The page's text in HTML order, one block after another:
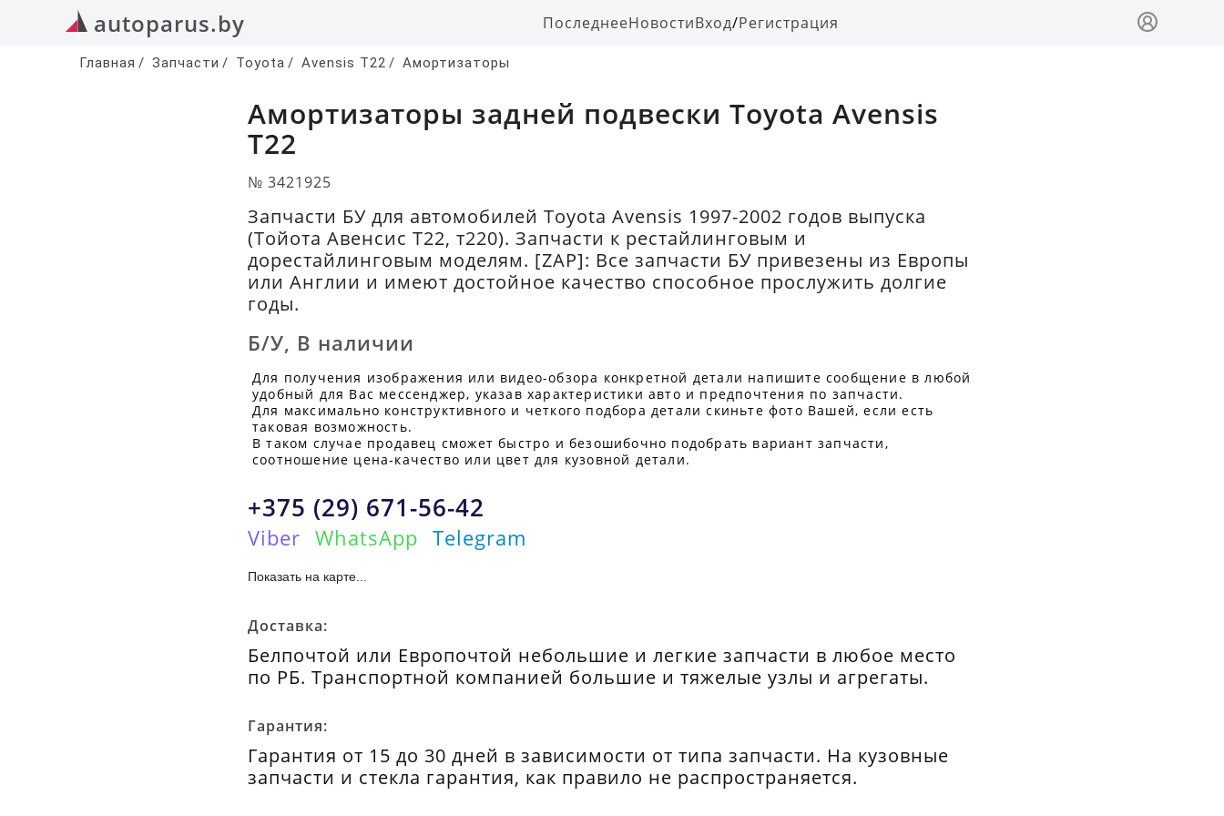
autoparus.by ПоследнееНовостиВход/Регистрация
Главная / Запчасти / Toyota / Avensis T22 / Амортизаторы
Амортизаторы задней подвески Toyota Avensis
T22
№ 3421925
Запчасти БУ для автомобилей Toyota Avensis 1997-2002 годов выпуска
(Тойота Авенсис Т22, т220). Запчасти к рестайлинговым и
дорестайлинговым моделям. [ZAP]: Все запчасти БУ привезены из Европы
или Англии и имеют достойное качество способное прослужить долгие
годы.
Б/У, В наличии
Для получения изображения или видео-обзора конкретной детали напишите сообщение в любой
удобный для Вас мессенджер, указав характеристики авто и предпочтения по запчасти.
Для максимально конструктивного и четкого подбора детали скиньте фото Вашей, если есть
таковая возможность.
В таком случае продавец сможет быстро и безошибочно подобрать вариант запчасти,
соотношение цена-качество или цвет для кузовной детали.
+375 (29) 671-56-42
Viber WhatsApp Telegram
Показать на карте...
Доставка:
Белпочтой или Европочтой небольшие и легкие запчасти в любое место
по РБ. Транспортной компанией большие и тяжелые узлы и агрегаты.
Гарантия:
Гарантия от 15 до 30 дней в зависимости от типа запчасти. На кузовные
запчасти и стекла гарантия, как правило не распространяется.